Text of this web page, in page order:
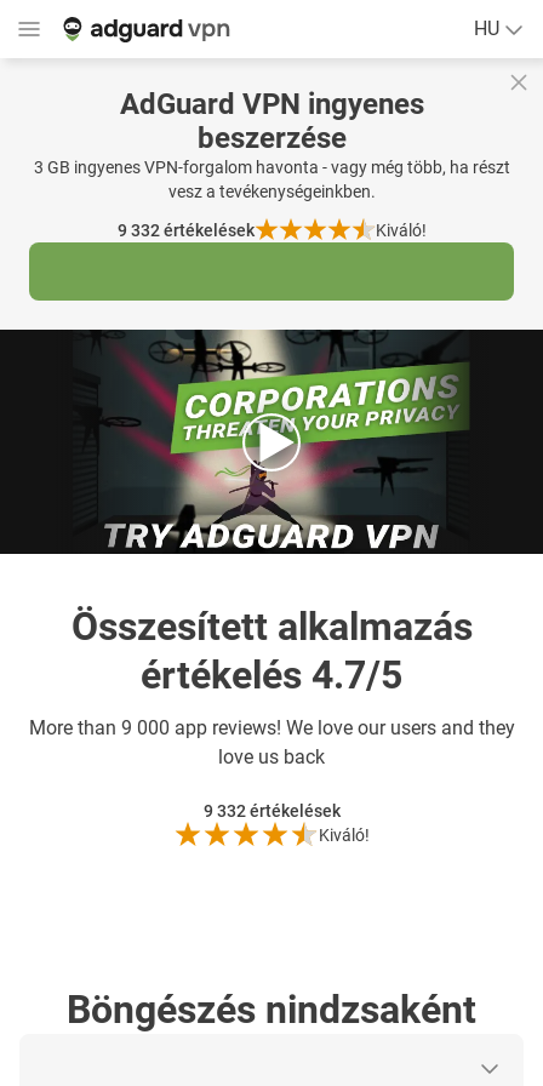
HU
AdGuard VPN ingyenes
beszerzése
3 GB ingyenes VPN-forgalom havonta - vagy még több, ha részt
vesz a tevékenységeinkben.
9 332értékelések Kiváló!
Összesített alkalmazás
értékelés 4.7/5
More than 9 000 app reviews! We love our users and they
love us back
9 332értékelések
Kiváló!
Böngészés nindzsaként